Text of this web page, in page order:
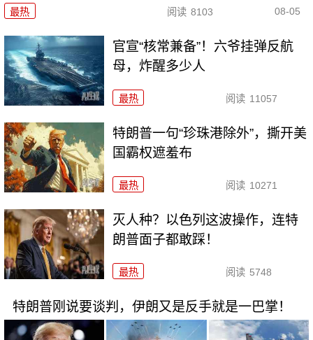
最热 阅读 8103 08-05
官宣“核常兼备”！六爷挂弹反航
母，炸醒多少人
最热 阅读 11057
特朗普一句“珍珠港除外”，撕开美
国霸权遮羞布
最热 阅读 10271
灭人种？以色列这波操作，连特
朗普面子都敢踩！
最热 阅读 5748
特朗普刚说要谈判，伊朗又是反手就是一巴掌！